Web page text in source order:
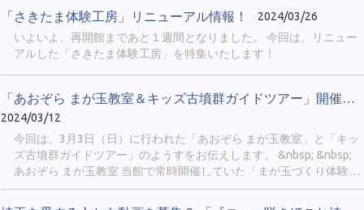
sakitama_museum 当館の最新情報や、埼玉古墳群や博物館の豆知
識、イベント実施の様子などを発信します。 「鉄剣エピソードゼ
ロ」「古代人の日常」「博物館のおしごと」のような、シリーズ企
画も行われることがあります。 Xのアカウントをお持ちの方限定に
なりますが、当館のファンなら必ずフォローしてみてください。
&nbsp; &nbsp; ② 公式LINE（４月中旬から配信開始予定） 当館で
今後行われるイベントや展示について、最新情報を配信します。 ス
マートフォンの「LINE」まで通知をお届けできるので、イベント開
催を見逃したくない方にお勧めです！ &nbsp; ４月には、次のページ
から友だち追加ができるようになります。 https://sakitama-
muse.spec.ed.jp/official_line &nbsp; ③当HP 「新着情報」では、新し
い展示の開始や他館との連携企画についてお知らせします。 「イベ
「さきたま体験工房」リニューアル情報！
2024/03/26
いよいよ、再開館まであと１週間となりました。 今回は、リニュー
アルした「さきたま体験工房」を特集いたします！
「あおぞら まが玉教室＆キッズ古墳群ガイドツアー」開催しました。
2024/03/12
今回は、3月3日（日）に行われた「あおぞら まが玉教室」と「キッ
ズ古墳群ガイドツアー」のようすをお伝えします。 &nbsp; &nbsp;
あおぞら まが玉教室 当館で常時開催していた「まが玉づくり体験」
は休館に伴い休止中のため、まが玉を屋外で作れるイベントを開催
しました。会場は さきたま古墳公園の駐車場からほど近い、「北側